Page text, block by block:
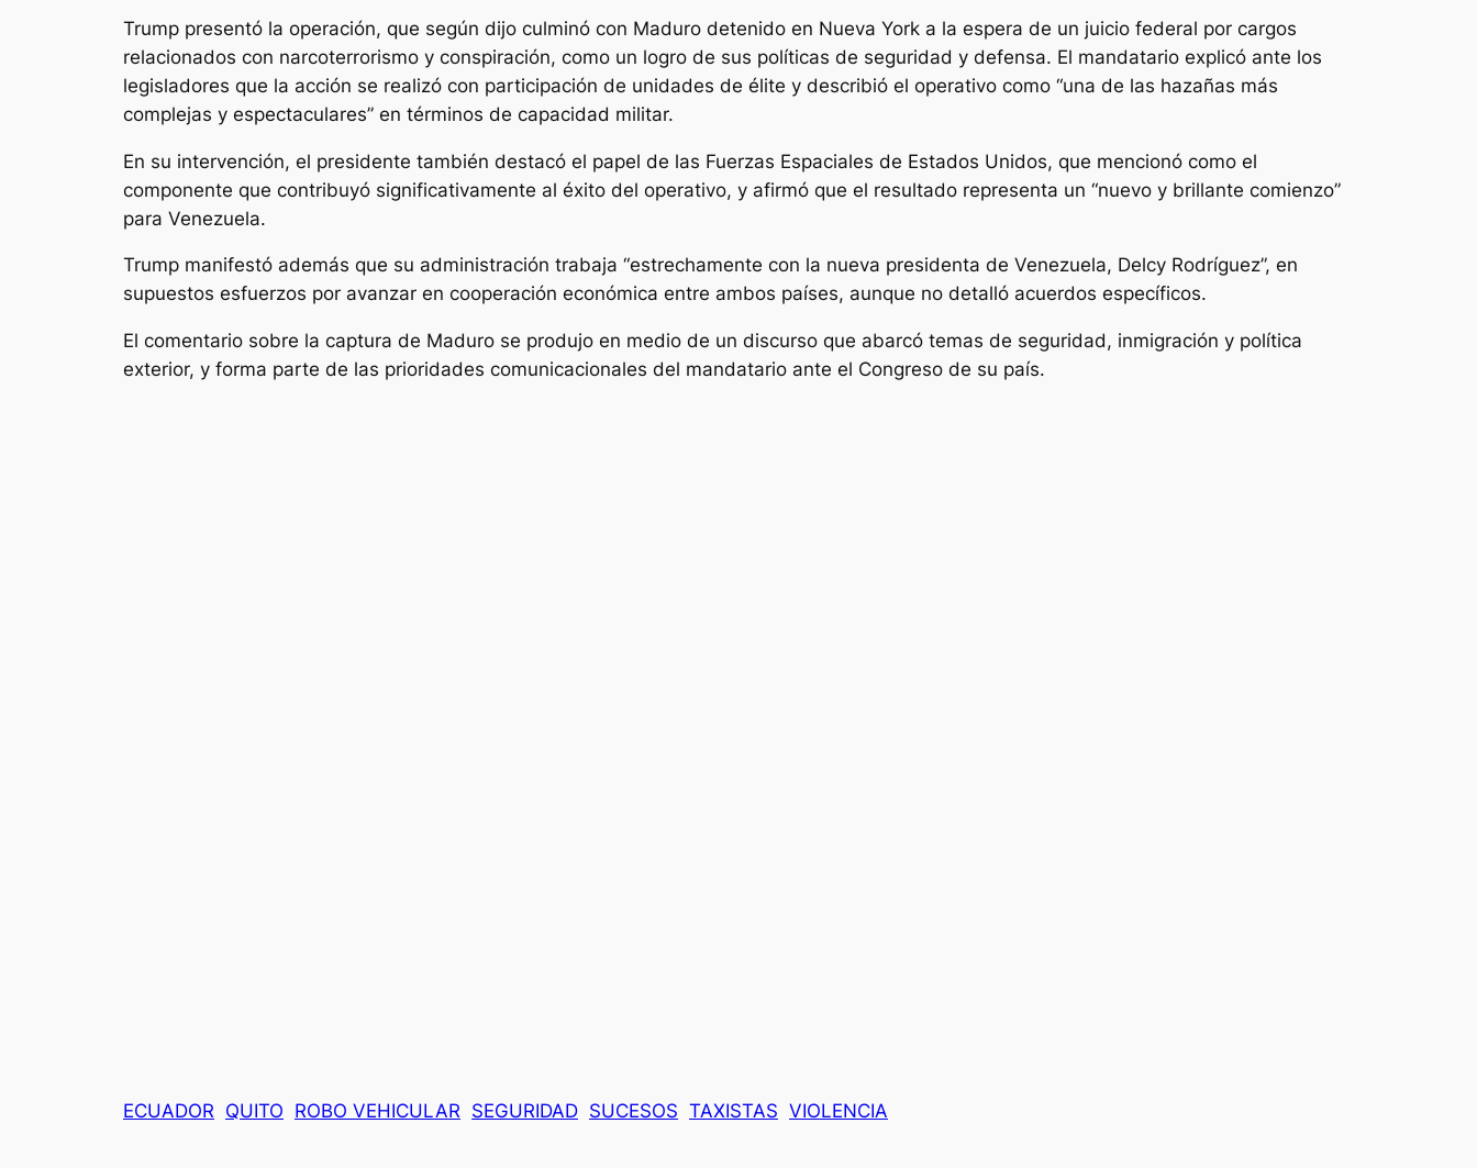
Trump presentó la operación, que según dijo culminó con Maduro detenido en Nueva York a la espera de un juicio federal por cargos
relacionados con narcoterrorismo y conspiración, como un logro de sus políticas de seguridad y defensa. El mandatario explicó ante los
legisladores que la acción se realizó con participación de unidades de élite y describió el operativo como “una de las hazañas más
complejas y espectaculares” en términos de capacidad militar.
En su intervención, el presidente también destacó el papel de las Fuerzas Espaciales de Estados Unidos, que mencionó como el
componente que contribuyó significativamente al éxito del operativo, y afirmó que el resultado representa un “nuevo y brillante comienzo”
para Venezuela.
Trump manifestó además que su administración trabaja “estrechamente con la nueva presidenta de Venezuela, Delcy Rodríguez”, en
supuestos esfuerzos por avanzar en cooperación económica entre ambos países, aunque no detalló acuerdos específicos.
El comentario sobre la captura de Maduro se produjo en medio de un discurso que abarcó temas de seguridad, inmigración y política
exterior, y forma parte de las prioridades comunicacionales del mandatario ante el Congreso de su país.
ECUADOR QUITO ROBO VEHICULAR SEGURIDAD SUCESOS TAXISTAS VIOLENCIA